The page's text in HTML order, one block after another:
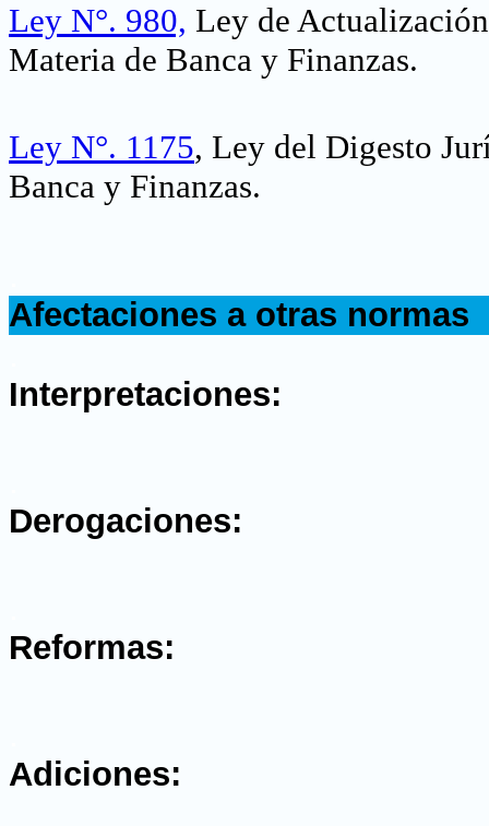
Ley N°. 980, Ley de
Materia de Banca y Finanzas.
Ley N°. 1175, Ley del Digesto
Banca y Finanzas.
Afectaciones a otras normas
Interpretaciones:
Derogaciones:
Reformas:
Adiciones: